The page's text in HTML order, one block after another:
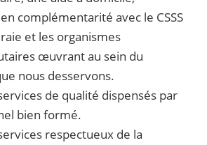
complémentarité avec le CSSS
et les organismes
œuvrant au sein du
nous desservons.
de qualité dispensés par
bien formé.
respectueux de la